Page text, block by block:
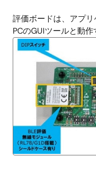
評価ボードは、アプリ
PCのGUIツールと動作